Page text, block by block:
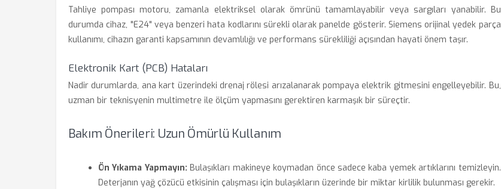
Tahliye pompası motoru, zamanla elektriksel olarak ömrünü tamamlayabilir veya sargıları yanabilir. Bu
durumda cihaz, "E24" veya benzeri hata kodlarını sürekli olarak panelde gösterir. Siemens orijinal yedek parça
kullanımı, cihazın garanti kapsamının devamlılığı ve performans sürekliliği açısından hayati önem taşır.
Elektronik Kart (PCB) Hataları
Nadir durumlarda, ana kart üzerindeki drenaj rölesi arızalanarak pompaya elektrik gitmesini engelleyebilir. Bu,
uzman bir teknisyenin multimetre ile ölçüm yapmasını gerektiren karmaşık bir süreçtir.
Bakım Önerileri: Uzun Ömürlü Kullanım
Ön Yıkama Yapmayın: Bulaşıkları makineye koymadan önce sadece kaba yemek artıklarını temizleyin.
Deterjanın yağ çözücü etkisinin çalışması için bulaşıkların üzerinde bir miktar kirlilik bulunması gerekir.